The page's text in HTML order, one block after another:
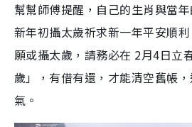
幫幫師傅提醒，自己的生肖與當
新年初攝太歲祈求新一年平安順
願或攝太歲，請務必在 2月4日立
歲」，有借有還，才能清空舊帳
氣。